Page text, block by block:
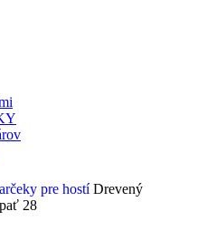
pre hostíDrevený
28